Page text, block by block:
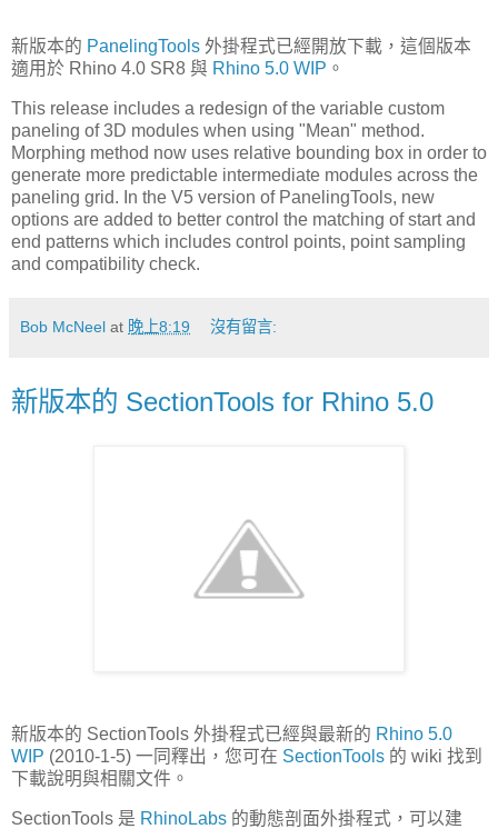
新版本的 PanelingTools 外掛程式已經開放下載，這個版本
適用於 Rhino 4.0 SR8 與 Rhino 5.0 WIP 。
This release includes a redesign of the variable custom
paneling of 3D modules when using "Mean" method.
Morphing method now uses relative bounding box in order to
generate more predictable intermediate modules across the
paneling grid. In the V5 version of PanelingTools, new
options are added to better control the matching of start and
end patterns which includes control points, point sampling
and compatibility check.
Bob McNeel at 晚上8:19 沒有留言:
新版本的 SectionTools for Rhino 5.0
新版本的 SectionTools 外掛程式已經與最新的 Rhino 5.0
WIP (2010-1-5) 一同釋出，您可在 SectionTools 的 wiki 找到
下載說明與相關文件。
SectionTools 是 RhinoLabs 的動態剖面外掛程式，可以建